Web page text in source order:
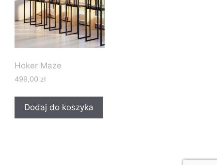
Hoker Maze
499,00 zł
Dodaj do koszyka